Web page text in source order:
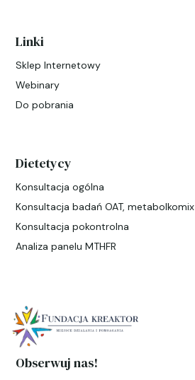
Linki
Sklep Internetowy
Webinary
Do pobrania
Dietetycy
Konsultacja ogólna
Konsultacja badań OAT, metabolkomix
Konsultacja pokontrolna
Analiza panelu MTHFR
Obserwuj nas!